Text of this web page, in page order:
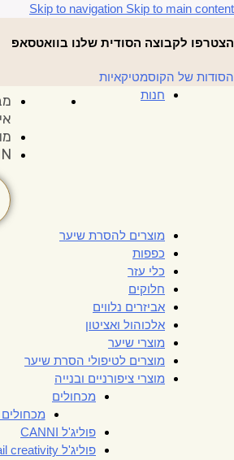
Skip to navigation Skip to main content
הצטרפו לקבוצה הסודית שלנו בוואטסאפ
הסודות של הקוסמטיקאיות
חנות
מוצרים להסרת שיער
כפפות
כלי עזר
חלוקים
אביזרים נלווים
אלכוהול ואציטון
מוצרי שיער
מוצרים לטיפולי הסרת שיער
מוצרי ציפורניים ובנייה
מכחולים
מכחולים
פוליג'ל CANNI
פוליג'ל Nail creativity